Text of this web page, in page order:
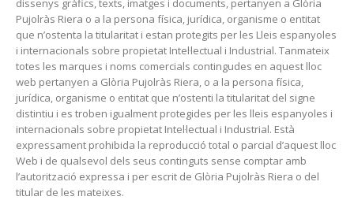
Pujolràs Riera o a la persona física, jurídica, organisme o entitat
que n’ostenta la titularitat i estan protegits per les Lleis espanyoles
i internacionals sobre propietat Intel·lectual i Industrial. Tanmateix
totes les marques i noms comercials contingudes en aquest lloc
web pertanyen a Glòria Pujolràs Riera, o a la persona física,
jurídica, organisme o entitat que n’ostenti la titularitat del signe
distintiu i es troben igualment protegides per les lleis espanyoles i
internacionals sobre propietat Intel·lectual i Industrial. Està
expressament prohibida la reproducció total o parcial d’aquest lloc
Web i de qualsevol dels seus continguts sense comptar amb
l’autorització expressa i per escrit de Glòria Pujolràs Riera o del
titular de les mateixes.